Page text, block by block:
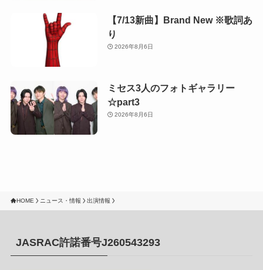
【7/13新曲】Brand New ※歌詞あ
り
2026年8月6日
ミセス3人のフォトギャラリー
☆part3
2026年8月6日
HOME ニュース・情報 出演情報
JASRAC許諾番号J260543293